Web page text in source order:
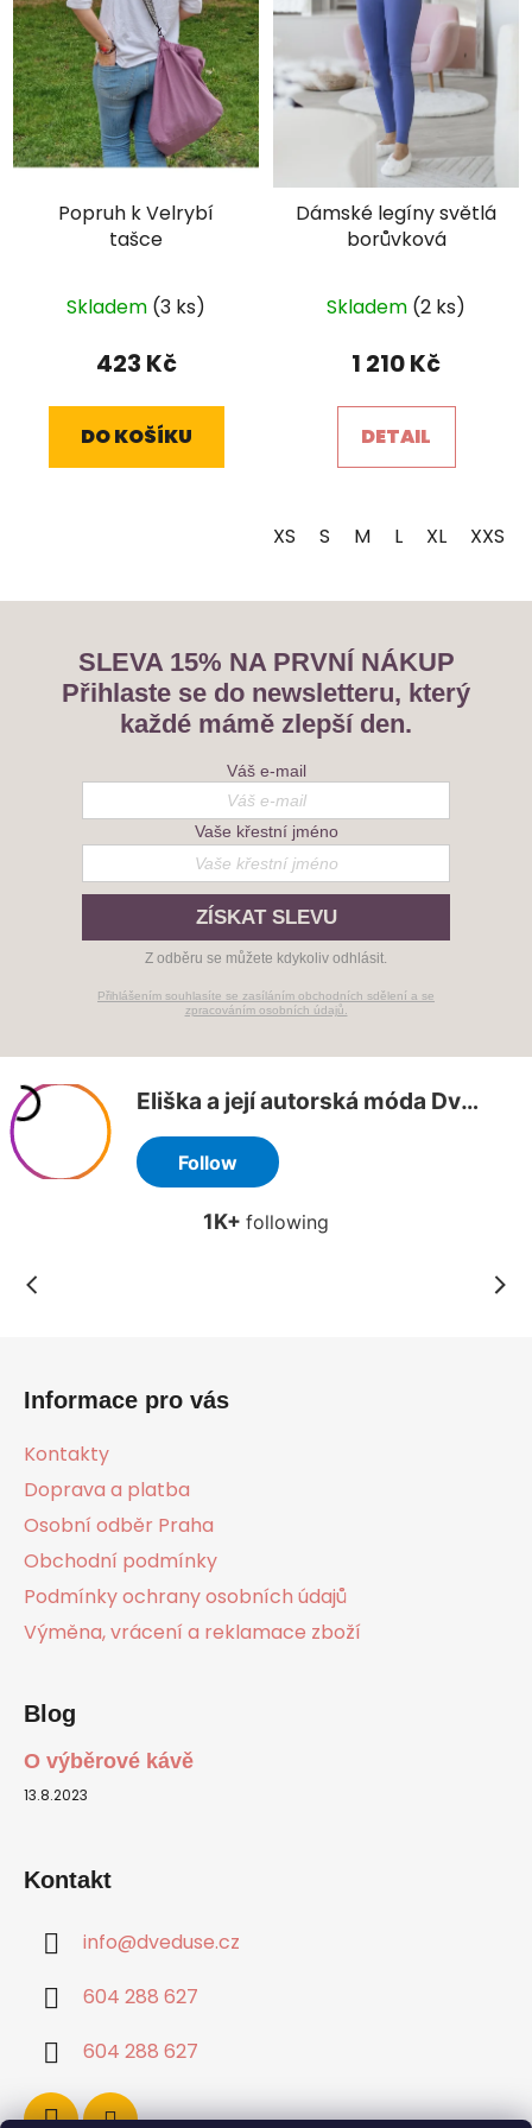
Popruh k Velrybí
tašce
Skladem (3 ks)
423 Kč
DO KOŠÍKU
Dámské legíny světlá
borůvková
hodnocení
produktu
5,0
z
Skladem (2 ks)
1 210 Kč
DETAIL
XS S M L XL XXS
SLEVA 15% NA PRVNÍ NÁKUP
Přihlaste se do newsletteru, který
každé mámě zlepší den.
Váš e-mail
Vaše křestní jméno
ZÍSKAT SLEVU
Z odběru se můžete kdykoliv odhlásit.
Přihlášením souhlasíte se zasíláním obchodních sdělení a se
zpracováním osobních údajů.
Informace pro vás
Kontakty
Doprava a platba
Osobní odběr Praha
Obchodní podmínky
Podmínky ochrany osobních údajů
Výměna, vrácení a reklamace zboží
Blog
O výběrové kávě
13.8.2023
Kontakt
info@dveduse.cz
604 288 627
604 288 627